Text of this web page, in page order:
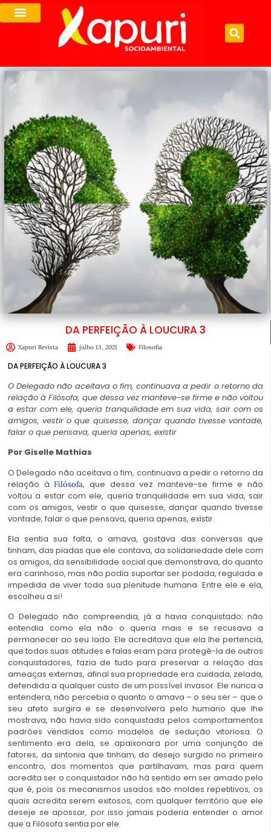
DA PERFEIÇÃO À LOUCURA 3
Xapuri Revista julho 13, 2021 Filosofia
DA PERFEIÇÃO À LOUCURA 3
O Delegado não aceitava o fim, continuava a pedir o retorno da
relação à Filósofa, que dessa vez manteve-se firme e não voltou
a estar com ele, queria tranquilidade em sua vida, sair com os
amigos, vestir o que quisesse, dançar quando tivesse vontade,
falar o que pensava, queria apenas, existir
Por Giselle Mathias
O Delegado não aceitava o fim, continuava a pedir o retorno da
relação àFilósofa, que dessa vez manteve-se firme e não
voltou a estar com ele, queria tranquilidade em sua vida, sair
com os amigos, vestir o que quisesse, dançar quando tivesse
vontade, falar o que pensava, queria apenas, existir.
Ela sentia sua falta, o amava, gostava das conversas que
tinham, das piadas que ele contava, da solidariedade dele com
os amigos, da sensibilidade social que demonstrava, do quanto
era carinhoso, mas não podia suportar ser podada, regulada e
impedida de viver toda sua plenitude humana. Entre ele e ela,
escolheu a si!
O Delegado não compreendia, já a havia conquistado; não
entendia como ela não o queria mais e se recusava a
permanecer ao seu lado. Ele acreditava que ela lhe pertencia,
que todas suas atitudes e falas eram para protegê-la de outros
conquistadores, fazia de tudo para preservar a relação das
ameaças externas, afinal sua propriedade era cuidada, zelada,
defendida a qualquer custo de um possível invasor. Ele nunca a
entendera, não percebia o quanto o amava – o seu ser – que o
seu afeto surgira e se desenvolvera pelo humano que lhe
mostrava, não havia sido conquistada pelos comportamentos
padrões vendidos como modelos de sedução vitoriosa. O
sentimento era dela, se apaixonara por uma conjunção de
fatores, da sintonia que tinham, do desejo surgido no primeiro
encontro, dos momentos que partilhavam, mas para quem
acredita ser o conquistador não há sentido em ser amado pelo
que é, pois os mecanismos usados são moldes repetitivos, os
quais acredita serem exitosos, com qualquer território que ele
deseje se apossar, por isso jamais poderia entender o amor
que a Filósofa sentia por ele.